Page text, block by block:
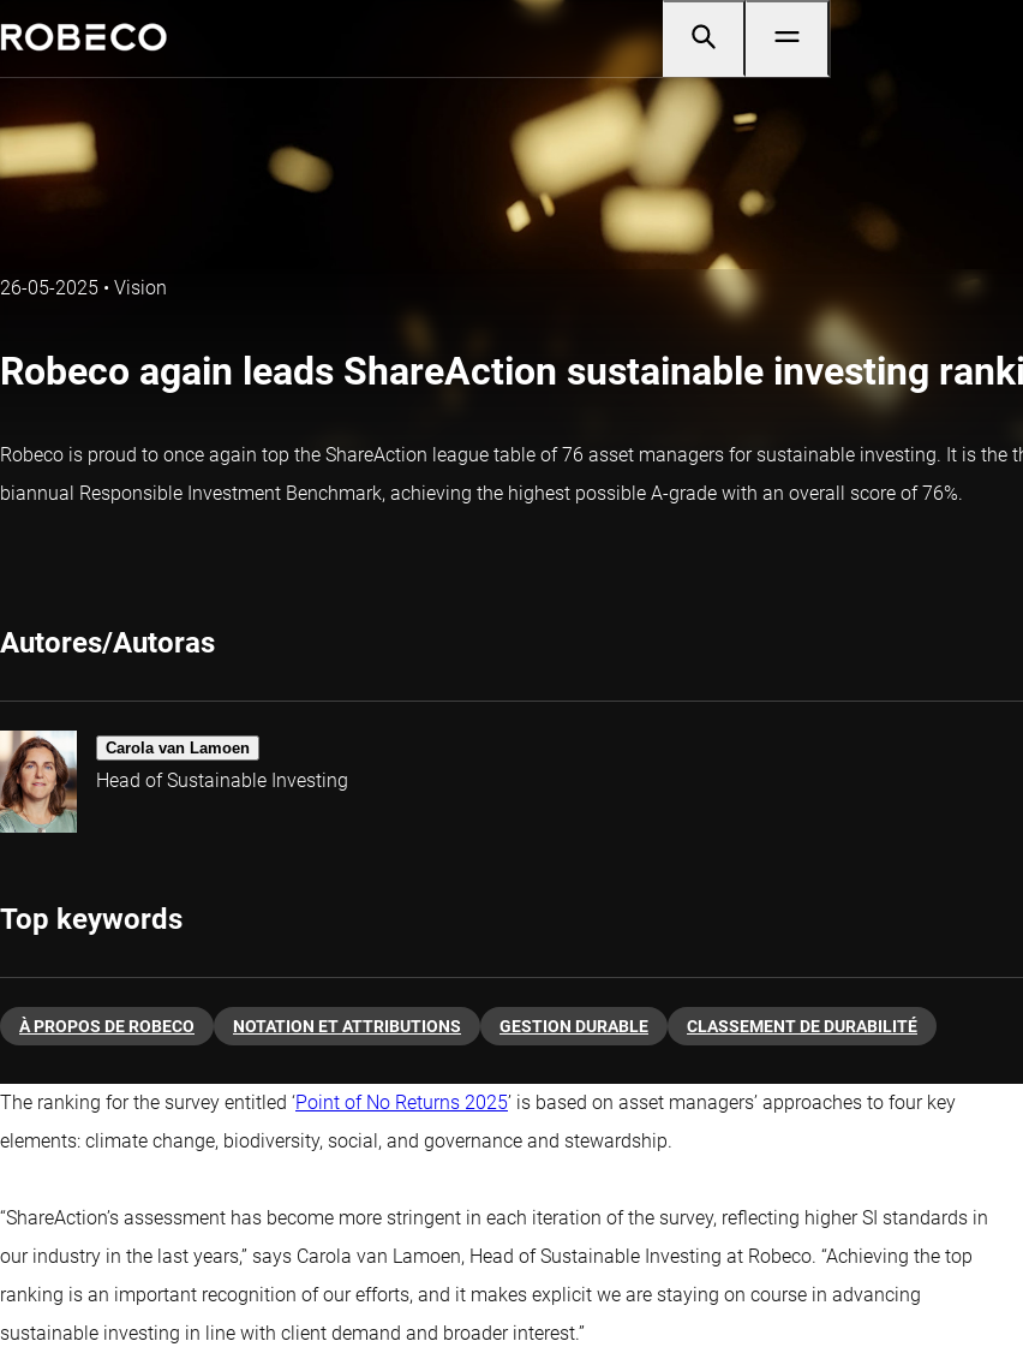
26-05-2025 • Vision
Robeco again leads ShareAction sustainable investing
Robeco is proud to once again top the ShareAction league table of 76 asset managers for sustainable investing. It is the
biannual Responsible Investment Benchmark, achieving the highest possible A-grade with an overall score of 76%.
Autores/Autoras
Carola van Lamoen
Head of Sustainable Investing
Top keywords
À PROPOS DE ROBECO NOTATION ET ATTRIBUTIONS GESTION DURABLE CLASSEMENT DE DURABILITÉ
The ranking for the survey entitled ‘Point of No Returns 2025’ is based on asset managers’ approaches to four key
elements: climate change, biodiversity, social, and governance and stewardship.
“ShareAction’s assessment has become more stringent in each iteration of the survey, reflecting higher SI standards in
our industry in the last years,” says Carola van Lamoen, Head of Sustainable Investing at Robeco. “Achieving the top
ranking is an important recognition of our efforts, and it makes explicit we are staying on course in advancing
sustainable investing in line with client demand and broader interest.”